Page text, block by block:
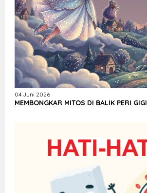
04 Juni 2026
MEMBONGKAR MITOS DI BALIK PERI GIGI